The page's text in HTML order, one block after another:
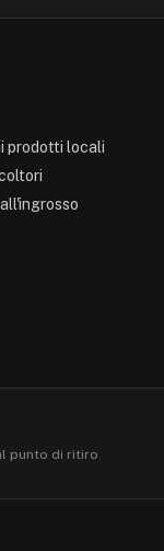
prodotti locali
punto di ritiro